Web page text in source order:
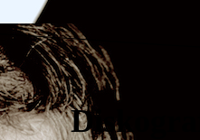
Diskografi